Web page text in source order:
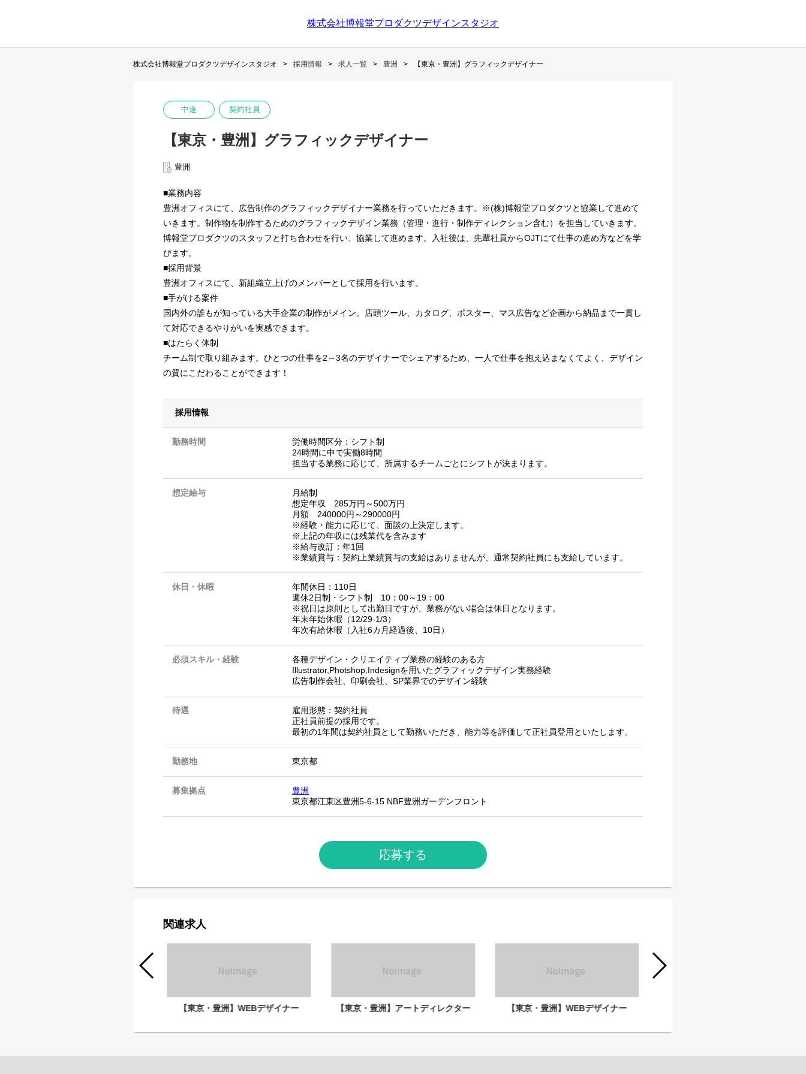
株式会社博報堂プロダクツデザインスタジオ
株式会社博報堂プロダクツデザインスタジオ 採用情報 求人一覧 豊洲 【東京・豊洲】グラフィックデザイナー
中途 契約社員
【東京・豊洲】グラフィックデザイナー
豊洲
■業務内容
豊洲オフィスにて、広告制作のグラフィックデザイナー業務を行っていただきます。※(株)博報堂プロダクツと協業して進めて
いきます。制作物を制作するためのグラフィックデザイン業務（管理・進行・制作ディレクション含む）を担当していきます。
博報堂プロダクツのスタッフと打ち合わせを行い、協業して進めます。入社後は、先輩社員からOJTにて仕事の進め方などを学
びます。
■採用背景
豊洲オフィスにて、新組織立上げのメンバーとして採用を行います。
■手がける案件
国内外の誰もが知っている大手企業の制作がメイン。店頭ツール、カタログ、ポスター、マス広告など企画から納品まで一貫し
て対応できるやりがいを実感できます。
■はたらく体制
チーム制で取り組みます。ひとつの仕事を2～3名のデザイナーでシェアするため、一人で仕事を抱え込まなくてよく、デザイン
の質にこだわることができます！
採用情報
勤務時間
労働時間区分：シフト制
24時間に中で実働8時間
担当する業務に応じて、所属するチームごとにシフトが決まります。
想定給与
月給制
想定年収 285万円～500万円
月額 240000円～290000円
※経験・能力に応じて、面談の上決定します。
※上記の年収には残業代を含みます
※給与改訂：年1回
※業績賞与：契約上業績賞与の支給はありませんが、通常契約社員にも支給しています。
休日・休暇
年間休日：110日
週休2日制・シフト制 10：00～19：00
※祝日は原則として出勤日ですが、業務がない場合は休日となります。
年末年始休暇（12/29-1/3）
年次有給休暇（入社6カ月経過後、10日）
必須スキル・経験
各種デザイン・クリエイティブ業務の経験のある方
Illustrator,Photshop,Indesignを用いたグラフィックデザイン実務経験
広告制作会社、印刷会社、SP業界でのデザイン経験
待遇
雇用形態：契約社員
正社員前提の採用です。
最初の1年間は契約社員として勤務いただき、能力等を評価して正社員登用といたします。
勤務地 東京都
募集拠点
豊洲
東京都江東区豊洲5-6-15 NBF豊洲ガーデンフロント
応募する
関連求人
【東京・豊洲】WEBデザイナー 【東京・豊洲】アートディレクター 【東京・豊洲】WEBデザイナー